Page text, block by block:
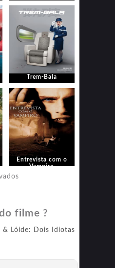
Trem-Bala
Entrevista com o
Vampiro
o
filme ?
& Lóide: Dois Idiotas